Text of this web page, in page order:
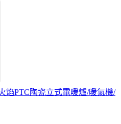
焰PTC陶瓷立式電暖爐/暖氣機/